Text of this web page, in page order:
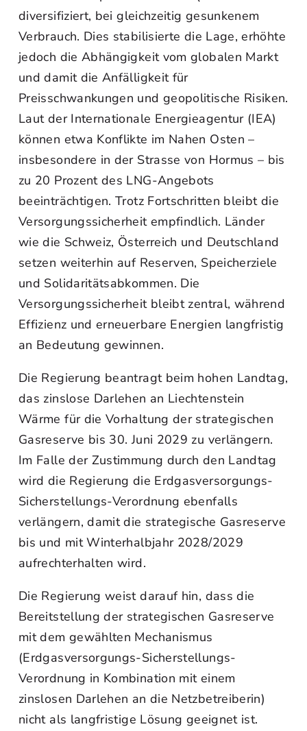
diversifiziert, bei gleichzeitig gesunkenem
Verbrauch. Dies stabilisierte die Lage, erhöhte
jedoch die Abhängigkeit vom globalen Markt
und damit die Anfälligkeit für
Preisschwankungen und geopolitische Risiken.
Laut der Internationale Energieagentur (IEA)
können etwa Konflikte im Nahen Osten –
insbesondere in der Strasse von Hormus – bis
zu 20 Prozent des LNG-Angebots
beeinträchtigen. Trotz Fortschritten bleibt die
Versorgungssicherheit empfindlich. Länder
wie die Schweiz, Österreich und Deutschland
setzen weiterhin auf Reserven, Speicherziele
und Solidaritätsabkommen. Die
Versorgungssicherheit bleibt zentral, während
Effizienz und erneuerbare Energien langfristig
an Bedeutung gewinnen.
Die Regierung beantragt beim hohen Landtag,
das zinslose Darlehen an Liechtenstein
Wärme für die Vorhaltung der strategischen
Gasreserve bis 30. Juni 2029 zu verlängern.
Im Falle der Zustimmung durch den Landtag
wird die Regierung die Erdgasversorgungs-
Sicherstellungs-Verordnung ebenfalls
verlängern, damit die strategische Gasreserve
bis und mit Winterhalbjahr 2028/2029
aufrechterhalten wird.
Die Regierung weist darauf hin, dass die
Bereitstellung der strategischen Gasreserve
mit dem gewählten Mechanismus
(Erdgasversorgungs-Sicherstellungs-
Verordnung in Kombination mit einem
zinslosen Darlehen an die Netzbetreiberin)
nicht als langfristige Lösung geeignet ist.